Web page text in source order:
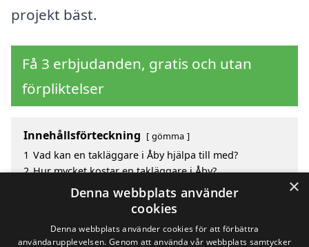
projekt bäst.
Få 3 erbjudanden, gratis och utan
förpliktelser
Innehållsförteckning gömma
1 Vad kan en takläggare i Åby hjälpa till med?
2 Hur mycket kostar en takläggare i Åby?
Fördelar med att välja takläggare i Åby
Sök efter en skicklig takläggare i de omkringliggande
×
Denna webbplats använder
cookies
Denna webbplats använder cookies för att förbättra
användarupplevelsen. Genom att använda vår webbplats samtycker